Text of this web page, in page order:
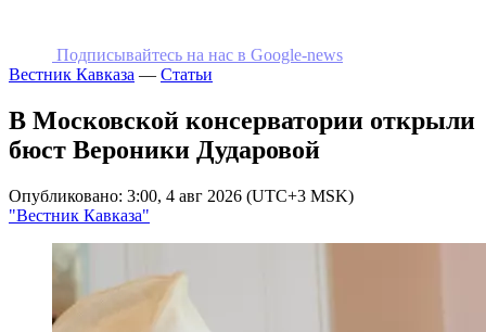
Подписывайтесь на наc в Google-news
Вестник Кавказа — Статьи
В Московской консерватории открыли
бюст Вероники Дударовой
Опубликовано: 3:00, 4 авг 2026 (UTC+3 MSK)
"Вестник Кавказа"